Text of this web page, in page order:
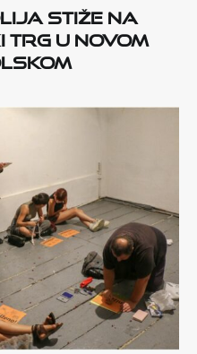
STIŽE NA
U NOVOM